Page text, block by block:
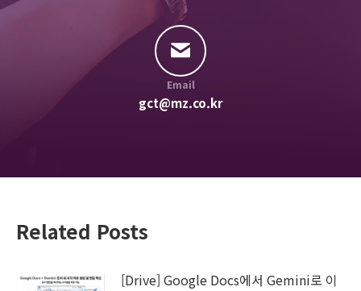
Email
gct@mz.co.kr
Related Posts
[Drive] Google Docs에서 Gemini로 이